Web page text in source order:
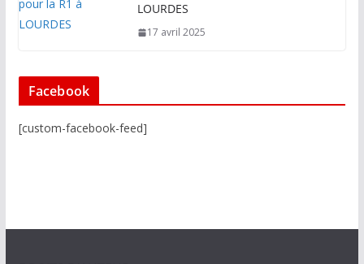
LOURDES
17 avril 2025
Facebook
[custom-facebook-feed]